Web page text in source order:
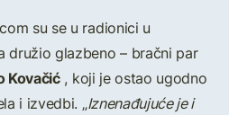
su se u radionici u
družio glazbeno – bračni par
Kovačić, koji je ostao ugodno
i izvedbi. „Iznenađujuće je i